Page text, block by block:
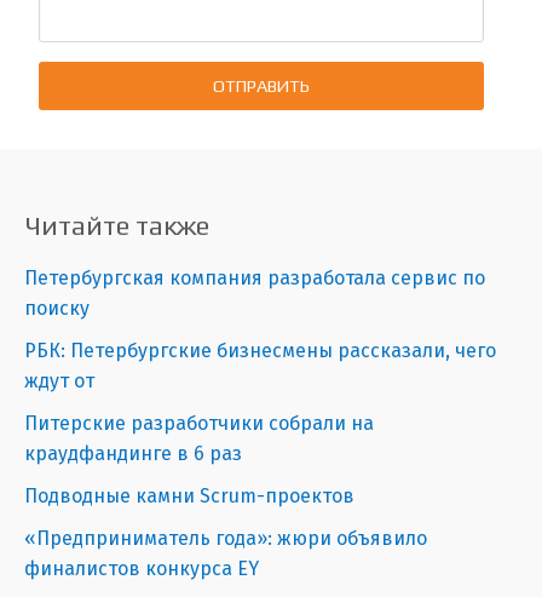
ОТПРАВИТЬ
Читайте также
Петербургская компания разработала сервис по
поиску
РБК: Петербургские бизнесмены рассказали, чего
ждут от
Питерские разработчики собрали на
краудфандинге в 6 раз
Подводные камни Scrum-проектов
«Предприниматель года»: жюри объявило
финалистов конкурса EY